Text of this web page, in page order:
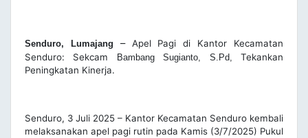
Senduro, Lumajang – Apel Pagi di Kantor Kecamatan
Senduro: Sekcam
Bambang Sugianto, S.Pd, Tekankan
Peningkatan Kinerja.
Senduro, 3 Juli 2025 – Kantor Kecamatan Senduro kembali
melaksanakan apel pagi rutin pada Kamis (3/7/2025) Pukul